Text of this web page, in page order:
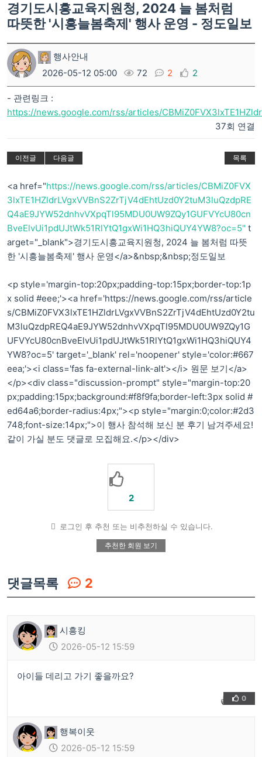
경기도시흥교육지원청, 2024 늘 봄처럼
따뜻한 '시흥늘봄축제' 행사 운영 - 정도일보
행사안내
2026-05-12 05:00
72 2 2
- 관련링크 :
https://news.google.com/rss/articles/
37회 연결
이전글 다음글 목록
<a href="https://news.google.com/rss/articles/CBMiZ0FVX
3lxTE1HZldrLVgxVVBnS2ZrTjV4dEhtUzd0Y2tuM3luQzdpRE
Q4aE9JYW52dnhvVXpqTl95MDU0UW9ZQy1GUFVYcU80cn
BveElvUi1pdUJtWk51RlYtQ1gxWi1HQ3hiQUY4YW8?oc=5" t
arget="_blank">경기도시흥교육지원청, 2024 늘 봄처럼 따뜻
한 '시흥늘봄축제' 행사 운영</a>&nbsp;&nbsp;정도일보
<p style='margin-top:20px;padding-top:15px;border-top:1p
x solid #eee;'><a href='https://news.google.com/rss/article
s/CBMiZ0FVX3lxTE1HZldrLVgxVVBnS2ZrTjV4dEhtUzd0Y2tu
M3luQzdpREQ4aE9JYW52dnhvVXpqTl95MDU0UW9ZQy1G
UFVYcU80cnBveElvUi1pdUJtWk51RlYtQ1gxWi1HQ3hiQUY4
YW8?oc=5' target='_blank' rel='noopener' style='color:#667
eea;'><i class='fas fa-external-link-alt'></i> 원문 보기</a>
</p><div class="discussion-prompt" style="margin-top:20
px;padding:15px;background:#f8f9fa;border-left:3px solid #
ed64a6;border-radius:4px;"><p style="margin:0;color:#2d3
748;font-size:14px;">이 행사 참석해 보신 분 후기 남겨주세요!
같이 가실 분도 댓글로 모집해요.</p></div>
2
로그인 후 추천 또는 비추천하실 수 있습니다.
추천한 회원 보기
댓글목록 2
시흥킹
2026-05-12 15:59
아이들 데리고 가기 좋을까요?
👍 ❤️
0
행복이웃
2026-05-12 15:59